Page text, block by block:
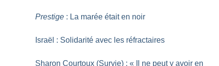
Prestige : La marée était en noir
Israël : Solidarité avec les réfractaires
Sharon Courtoux (Survie) : «
Il ne peut y avoir en